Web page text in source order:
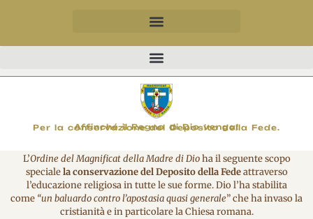
Per la conservazione del Deposito della Fede.
Affinché il Regno di Dio venga!
MAGNIFICO
L’Ordine del Magnificat della Madre di Dioha il seguente scopo
specialela conservazione del Deposito della Fedeattraverso
l’educazione religiosa in tutte le sue forme. Dio l’ha stabilita
come “un baluardo contro l’apostasia quasi generale” che ha invaso la
cristianità e in particolare la Chiesa romana.